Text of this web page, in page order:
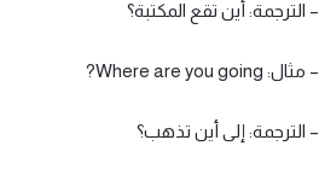
– الترجمة: أين تقع المكتبة؟
– مثال: Where are you going?
– الترجمة: إلى أين تذهب؟